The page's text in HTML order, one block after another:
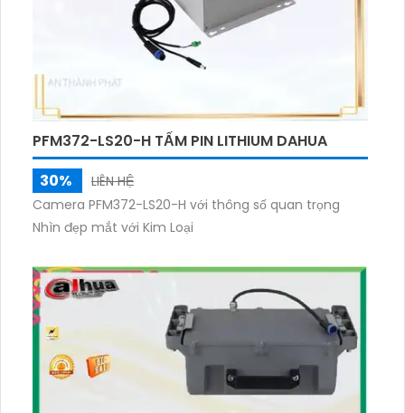
PFM372-LS20-H TẤM PIN LITHIUM DAHUA
30%
LIÊN HỆ
Camera PFM372-LS20-H với thông số quan trọng
Nhìn đẹp mắt với Kim Loại